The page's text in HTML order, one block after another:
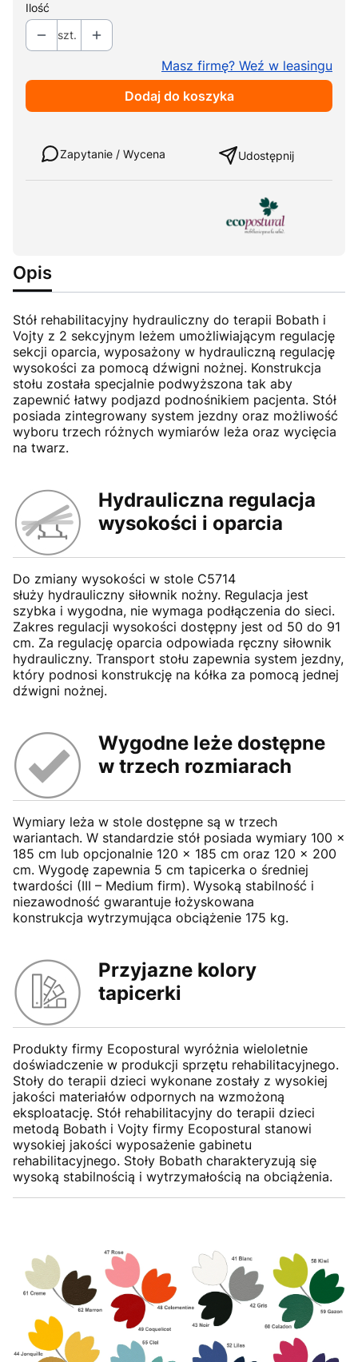
Ilość
szt.
Masz firmę? Weź w leasingu
Dodaj do koszyka
Zapytanie / Wycena Udostępnij
Opis
Stół rehabilitacyjny hydrauliczny do terapii Bobath i
Vojty z 2 sekcyjnym leżem umożliwiającym regulację
sekcji oparcia, wyposażony w hydrauliczną regulację
wysokości za pomocą dźwigni nożnej. Konstrukcja
stołu została specjalnie podwyższona tak aby
zapewnić łatwy podjazd podnośnikiem pacjenta. Stół
posiada zintegrowany system jezdny oraz możliwość
wyboru trzech różnych wymiarów leża oraz wycięcia
na twarz.
Hydrauliczna regulacja
wysokości i oparcia
Do zmiany wysokości w stole C5714
służy hydrauliczny siłownik nożny. Regulacja jest
szybka i wygodna, nie wymaga podłączenia do sieci.
Zakres regulacji wysokości dostępny jest od 50 do 91
cm. Za regulację oparcia odpowiada ręczny siłownik
hydrauliczny. Transport stołu zapewnia system jezdny,
który podnosi konstrukcję na kółka za pomocą jednej
dźwigni nożnej.
Wygodne leże dostępne
w trzech rozmiarach
Wymiary leża w stole dostępne są w trzech
wariantach. W standardzie stół posiada wymiary 100 x
185 cm lub opcjonalnie 120 x 185 cm oraz 120 x 200
cm. Wygodę zapewnia 5 cm tapicerka o średniej
twardości (III – Medium firm). Wysoką stabilność i
niezawodność gwarantuje łożyskowana
konstrukcja wytrzymująca obciążenie 175 kg.
Przyjazne kolory
tapicerki
Produkty firmy Ecopostural wyróżnia wieloletnie
doświadczenie w produkcji sprzętu rehabilitacyjnego.
Stoły do terapii dzieci wykonane zostały z wysokiej
jakości materiałów odpornych na wzmożoną
eksploatację. Stół rehabilitacyjny do terapii dzieci
metodą Bobath i Vojty firmy Ecopostural stanowi
wysokiej jakości wyposażenie gabinetu
rehabilitacyjnego. Stoły Bobath charakteryzują się
wysoką stabilnością i wytrzymałością na obciążenia.